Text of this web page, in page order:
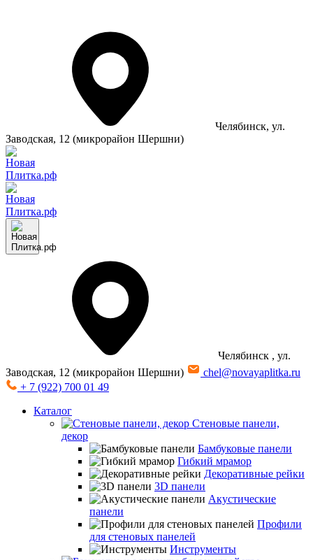
Челябинск, ул.
Заводская, 12 (микрорайон Шершни)
Челябинск , ул.
Заводская, 12 (микрорайон Шершни)
chel@novayaplitka.ru
+ 7 (922) 700 01 49
Каталог
Стеновые панели,
декор
Бамбуковые панели
Гибкий мрамор
Декоративные рейки
3D панели
Акустические
панели
Профили
для стеновых панелей
Инструменты